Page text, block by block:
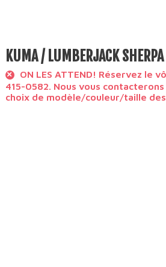
KUMA / LUMBERJACK
ON LES ATTEND! Réservez le
415-0582. Nous vous
choix de modèle/couleur/taille